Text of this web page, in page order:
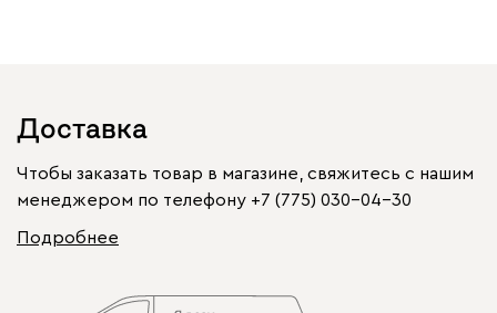
Доставка
Чтобы заказать товар в магазине, свяжитесь с нашим
менеджером по телефону +7 (775) 030-04-30
Подробнее